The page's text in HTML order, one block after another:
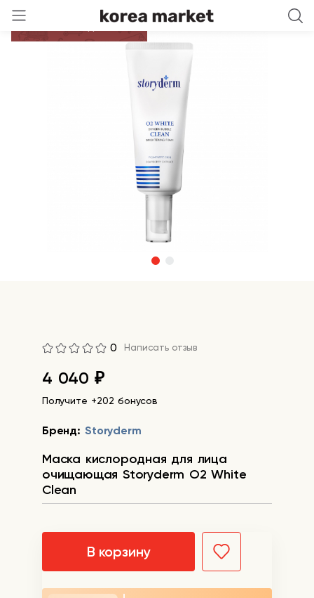
Бесплатная доставка
0 Написать отзыв
4 040 ₽
Получите +202 бонусов
Бренд: Storyderm
Маска кислородная для лица
очищающая Storyderm O2 White
Clean
В корзину